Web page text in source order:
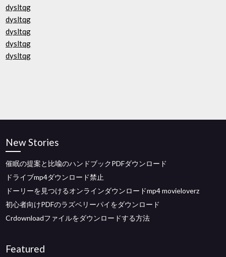
dysltqg
dysltqg
dysltqg
dysltqg
dysltqg
New Stories
催眠の提案と比喩のハンドブックPDFダウンロード
ドライブmp4ダウンロード禁止
ドーリーを見つけるオンラインダウンロードmp4 movieloverz
初心者向けPDFのラズベリーパイをダウンロード
Crdownloadファイルをダウンロードする方法
Featured